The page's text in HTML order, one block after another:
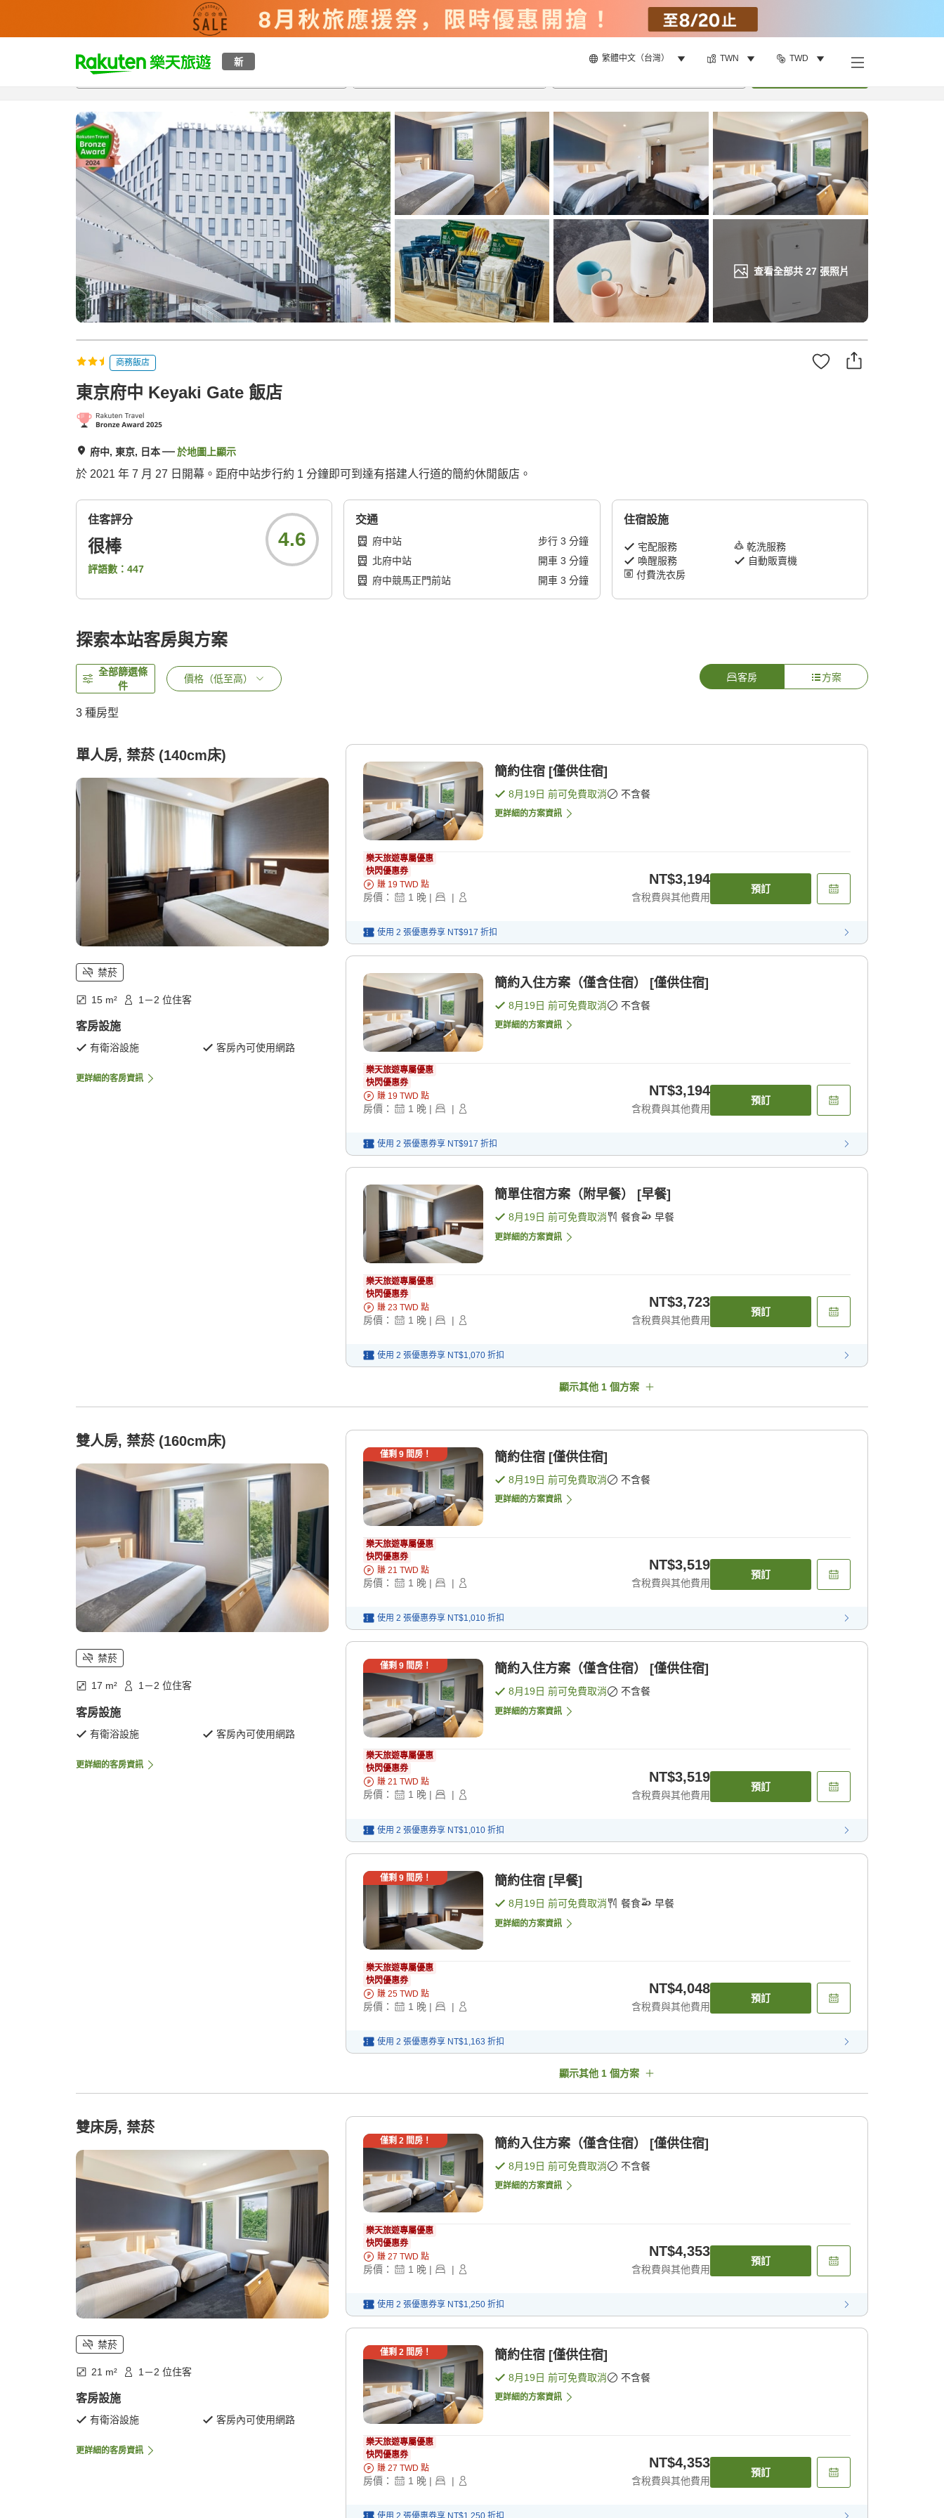
新 繁體中文（台灣） TWN TWD
t
p
a
g
e
_
s
e
r
查看全部共 27 張照片
總覽客房與方案評語特點設施
商務飯店
東京府中 Keyaki Gate 飯店
府中, 東京, 日本 於地圖上顯示
於 2021 年 7 月 27 日開幕。距府中站步行約 1 分鐘即可到達有搭建人行道的簡約休閒飯店。
住客評分
很棒
評語數： 447
4.6
交通
府中站 步行 3 分鐘
北府中站
開車 3 分鐘
府中競馬正門前站
開車 3 分鐘
住宿設施
宅配服務
乾洗服務
喚醒服務
自動販賣機
付費洗衣房
探索本站客房與方案
全部篩選條
件
價格（低至高） 客房 方案
3 種房型
單人房, 禁菸 (140cm床)
禁菸
15 m² 1－2 位住客
客房設施
有衛浴設施 客房內可使用網路
更詳細的客房資訊
簡約住宿 [僅供住宿]
8月19日 前可免費取消 不含餐
更詳細的方案資訊
樂天旅遊專屬優惠
快閃優惠券
賺 19 TWD 點
房價： 1 晚 | |
NT$3,194
含稅費與其他費用
預訂
使用 2 張優惠券享 NT$917 折扣
簡約入住方案（僅含住宿） [僅供住宿]
8月19日 前可免費取消 不含餐
更詳細的方案資訊
樂天旅遊專屬優惠
快閃優惠券
賺 19 TWD 點
房價： 1 晚 | |
NT$3,194
含稅費與其他費用
預訂
使用 2 張優惠券享 NT$917 折扣
簡單住宿方案（附早餐） [早餐]
8月19日 前可免費取消 餐食 早餐
更詳細的方案資訊
樂天旅遊專屬優惠
快閃優惠券
賺 23 TWD 點
房價： 1 晚 | |
NT$3,723
含稅費與其他費用
預訂
使用 2 張優惠券享 NT$1,070 折扣
顯示其他 1 個方案
雙人房, 禁菸 (160cm床)
禁菸
17 m² 1－2 位住客
客房設施
有衛浴設施 客房內可使用網路
更詳細的客房資訊
僅剩 9間房！ 簡約住宿 [僅供住宿]
8月19日 前可免費取消 不含餐
更詳細的方案資訊
樂天旅遊專屬優惠
快閃優惠券
賺 21 TWD 點
房價： 1 晚 | |
NT$3,519
含稅費與其他費用
預訂
使用 2 張優惠券享 NT$1,010 折扣
僅剩 9間房！ 簡約入住方案（僅含住宿） [僅供住宿]
8月19日 前可免費取消 不含餐
更詳細的方案資訊
樂天旅遊專屬優惠
快閃優惠券
賺 21 TWD 點
房價： 1 晚 | |
NT$3,519
含稅費與其他費用
預訂
使用 2 張優惠券享 NT$1,010 折扣
僅剩 9間房！ 簡約住宿 [早餐]
8月19日 前可免費取消 餐食 早餐
更詳細的方案資訊
樂天旅遊專屬優惠
快閃優惠券
賺 25 TWD 點
房價： 1 晚 | |
NT$4,048
含稅費與其他費用
預訂
使用 2 張優惠券享 NT$1,163 折扣
顯示其他 1 個方案
雙床房, 禁菸
禁菸
21 m² 1－2 位住客
客房設施
有衛浴設施 客房內可使用網路
更詳細的客房資訊
僅剩 2 間房！ 簡約入住方案（僅含住宿） [僅供住宿]
8月19日 前可免費取消 不含餐
更詳細的方案資訊
樂天旅遊專屬優惠
快閃優惠券
賺 27 TWD 點
房價： 1 晚 | |
NT$4,353
含稅費與其他費用
預訂
使用 2 張優惠券享 NT$1,250 折扣
僅剩 2 間房！ 簡約住宿 [僅供住宿]
8月19日 前可免費取消 不含餐
更詳細的方案資訊
樂天旅遊專屬優惠
快閃優惠券
賺 27 TWD 點
房價： 1 晚 | |
NT$4,353
含稅費與其他費用
預訂
使用 2 張優惠券享 NT$1,250 折扣